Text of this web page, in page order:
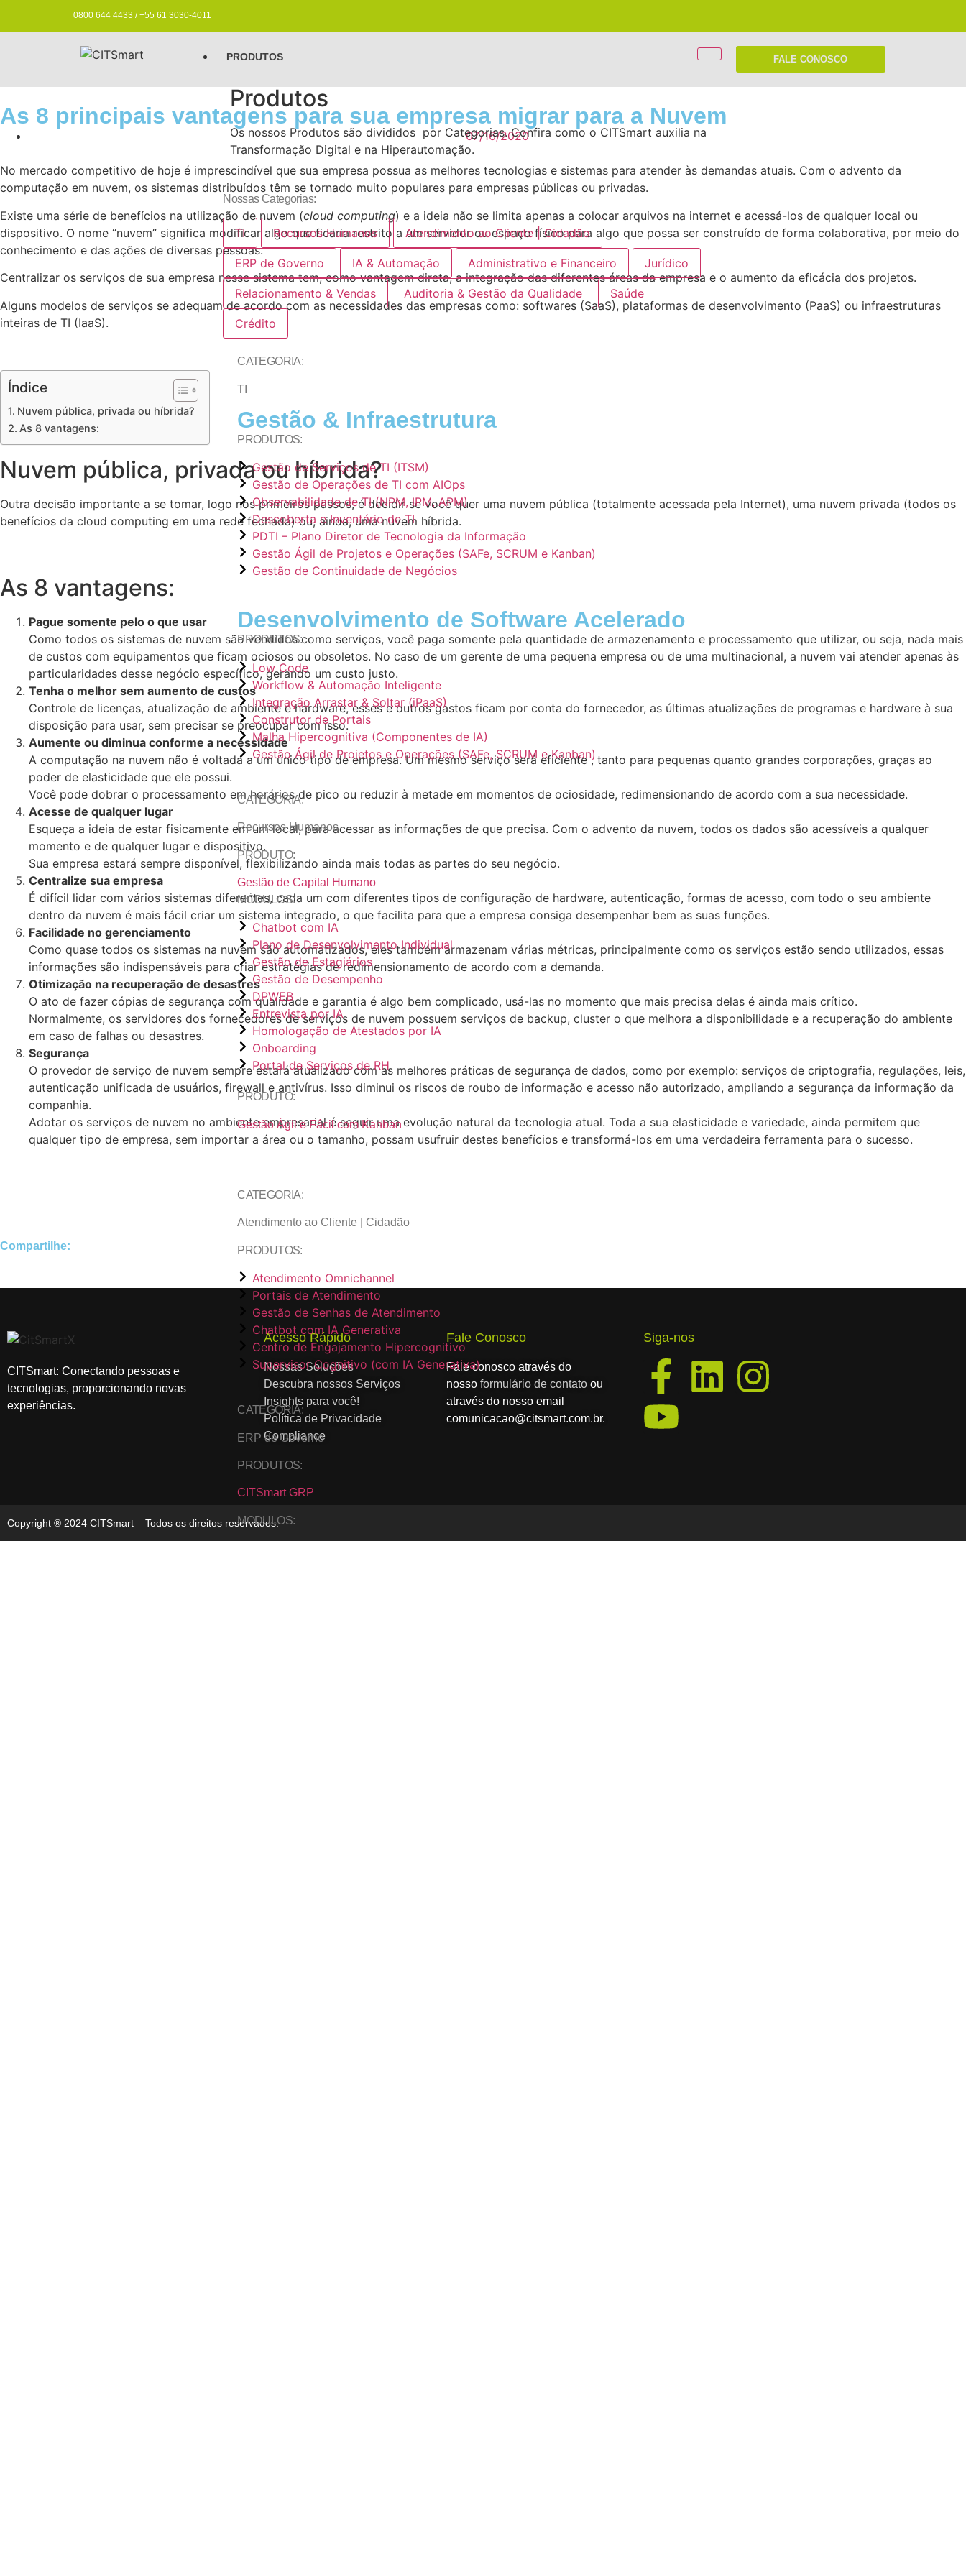
0800 644 4433 / +55 61 3030-4011
PRODUTOS
Produtos
Os nossos Produtos são divididos por Categorias. Confira como o CITSmart auxilia na
Transformação Digital e na Hiperautomação.
Nossas Categorias:
TI Recursos Humanos Atendimento ao Cliente | Cidadão
ERP de Governo IA & Automação Administrativo e Financeiro Jurídico
Relacionamento & Vendas Auditoria & Gestão da Qualidade Saúde
Crédito
CATEGORIA:
TI
Gestão & Infraestrutura
PRODUTOS:
Gestão de Serviços de TI (ITSM)
Gestão de Operações de TI com AIOps
Observabilidade de TI (NPM, IPM, APM)
Descoberta e Inventário de TI
PDTI – Plano Diretor de Tecnologia da Informação
Gestão Ágil de Projetos e Operações (SAFe, SCRUM e Kanban)
Gestão de Continuidade de Negócios
Desenvolvimento de Software Acelerado
PRODUTOS:
Low Code
Workflow & Automação Inteligente
Integração Arrastar & Soltar (iPaaS)
Construtor de Portais
Malha Hipercognitiva (Componentes de IA)
Gestão Ágil de Projetos e Operações (SAFe, SCRUM e Kanban)
CATEGORIA:
Recursos Humanos
PRODUTO:
Gestão de Capital Humano
MÓDULOS:
Chatbot com IA
Plano de Desenvolvimento Individual
Gestão de Estagiários
Gestão de Desempenho
DPWEB
Entrevista por IA
Homologação de Atestados por IA
Onboarding
Portal de Serviços de RH
PRODUTO:
Gestão Ágil e Fácil com Kanban
CATEGORIA:
Atendimento ao Cliente | Cidadão
PRODUTOS:
Atendimento Omnichannel
Portais de Atendimento
Gestão de Senhas de Atendimento
Chatbot com IA Generativa
Centro de Engajamento Hipercognitivo
Supervisor Cognitivo (com IA Generativa)
CATEGORIA:
ERP de Governo
PRODUTOS:
CITSmart GRP
MODULOS:
FALE CONOSCO
As 8 principais vantagens para sua empresa migrar para a Nuvem
07/16/2020
No mercado competitivo de hoje é imprescindível que sua empresa possua as melhores tecnologias e sistemas para atender às demandas atuais. Com o advento da
computação em nuvem, os sistemas distribuídos têm se tornado muito populares para empresas públicas ou privadas.
Existe uma série de benefícios na utilização de nuvem (cloud computing) e a ideia não se limita apenas a colocar arquivos na internet e acessá-los de qualquer local ou
dispositivo. O nome “nuvem” significa modificar algo que ficaria restrito a um servidor ou espaço físico para algo que possa ser construído de forma colaborativa, por meio do
conhecimento e das ações de diversas pessoas.
Centralizar os serviços de sua empresa nesse sistema tem, como vantagem direta, a integração das diferentes áreas da empresa e o aumento da eficácia dos projetos.
Alguns modelos de serviços se adequam de acordo com as necessidades das empresas como: softwares (SaaS), plataformas de desenvolvimento (PaaS) ou infraestruturas
inteiras de TI (IaaS).
Índice
Nuvem pública, privada ou híbrida?
As 8 vantagens:
Nuvem pública, privada ou híbrida?
Outra decisão importante a se tomar, logo nos primeiros passos, é decidir se você quer uma nuvem pública (totalmente acessada pela Internet), uma nuvem privada (todos os
benefícios da cloud computing em uma rede fechada) ou, ainda, uma nuvem híbrida.
As 8 vantagens:
Pague somente pelo o que usar
Como todos os sistemas de nuvem são vendidos como serviços, você paga somente pela quantidade de armazenamento e processamento que utilizar, ou seja, nada mais
de custos com equipamentos que ficam ociosos ou obsoletos. No caso de um gerente de uma pequena empresa ou de uma multinacional, a nuvem vai atender apenas às
particularidades desse negócio específico, gerando um custo justo.
Tenha o melhor sem aumento de custos
Controle de licenças, atualização de ambiente e hardware, esses e outros gastos ficam por conta do fornecedor, as últimas atualizações de programas e hardware à sua
disposição para usar, sem precisar se preocupar com isso.
Aumente ou diminua conforme a necessidade
A computação na nuvem não é voltada a um único tipo de empresa. Um mesmo serviço será eficiente , tanto para pequenas quanto grandes corporações, graças ao
poder de elasticidade que ele possui.
Você pode dobrar o processamento em horários de pico ou reduzir à metade em momentos de ociosidade, redimensionando de acordo com a sua necessidade.
Acesse de qualquer lugar
Esqueça a ideia de estar fisicamente em um local, para acessar as informações de que precisa. Com o advento da nuvem, todos os dados são acessíveis a qualquer
momento e de qualquer lugar e dispositivo.
Sua empresa estará sempre disponível, flexibilizando ainda mais todas as partes do seu negócio.
Centralize sua empresa
É difícil lidar com vários sistemas diferentes, cada um com diferentes tipos de configuração de hardware, autenticação, formas de acesso, com todo o seu ambiente
dentro da nuvem é mais fácil criar um sistema integrado, o que facilita para que a empresa consiga desempenhar bem as suas funções.
Facilidade no gerenciamento
Como quase todos os sistemas na nuvem são automatizados, eles também armazenam várias métricas, principalmente como os serviços estão sendo utilizados, essas
informações são indispensáveis para criar estratégias de redimensionamento de acordo com a demanda.
Otimização na recuperação de desastres
O ato de fazer cópias de segurança com qualidade e garantia é algo bem complicado, usá-las no momento que mais precisa delas é ainda mais crítico.
Normalmente, os servidores dos fornecedores de serviços de nuvem possuem serviços de backup, cluster o que melhora a disponibilidade e a recuperação do ambiente
em caso de falhas ou desastres.
Segurança
O provedor de serviço de nuvem sempre estará atualizado com as melhores práticas de segurança de dados, como por exemplo: serviços de criptografia, regulações, leis,
autenticação unificada de usuários, firewall e antivírus. Isso diminui os riscos de roubo de informação e acesso não autorizado, ampliando a segurança da informação da
companhia.
Adotar os serviços de nuvem no ambiente empresarial é seguir uma evolução natural da tecnologia atual. Toda a sua elasticidade e variedade, ainda permitem que
qualquer tipo de empresa, sem importar a área ou o tamanho, possam usufruir destes benefícios e transformá-los em uma verdadeira ferramenta para o sucesso.
Compartilhe:
CITSmart: Conectando pessoas e
tecnologias, proporcionando novas
experiências.
Acesso Rápido
Nossas Soluções
Descubra nossos Serviços
Insights para você!
Política de Privacidade
Compliance
Fale Conosco
Fale conosco através do
nosso formulário de contatoou
através do nosso email
comunicacao@citsmart.com.br.
Siga-nos
Copyright ® 2024 CITSmart – Todos os direitos reservados.